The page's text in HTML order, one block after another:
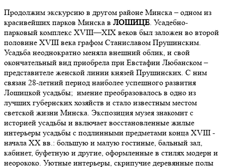
Продолжим экскурсию в другом районе Минска – одном из
красивейших парков Минска в ЛОШИЦЕ. Усадебно-
парковый комплекс XVIII—XIX веков был заложен во второй
половине XVIII века графом Станиславом Прушинским.
Усадьба неоднократно меняла внешний облик, и свой
окончательный вид приобрела при Евстафии Любанском –
представителе женской линии князей Прушинских. С ним
связан 28-летний период наиболее успешного развития
Лошицкой усадьбы; имение преобразовалось в одно из
лучших губернских хозяйств и стало известным местом
светской жизни Минска. Экспозиция музея знакомит с
историей усадьбы и включает восстановленные жилые
интерьеры усадьбы с подлинными предметами конца XVIII -
начала ХХ вв.: большую и малую гостиные, бальный зал,
кабинет, буфетную и другие, оформленные в стилях модерн и
неорококо. Уютные интерьеры, скрипучие деревянные полы